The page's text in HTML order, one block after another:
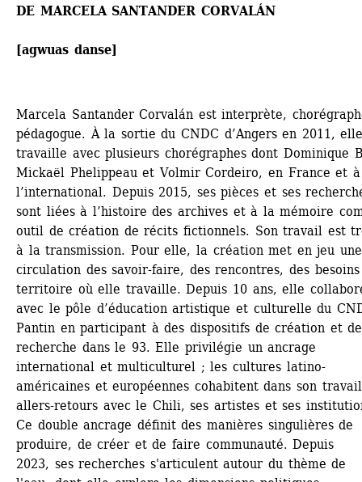
DE MARCELA SANTANDER CORVALÁN
[agwuas danse]
Marcela Santander Corvalán est interprète,
pédagogue. À la sortie du CNDC d’Angers en 2011,
travaille avec plusieurs chorégraphes dont Dominique
Mickaël Phelippeau et Volmir Cordeiro, en France et à
l’international. Depuis 2015, ses pièces et ses
sont liées à l’histoire des archives et à la mémoire
outil de création de récits fictionnels. Son travail est
à la transmission. Pour elle, la création met en jeu une
circulation des savoir-faire, des rencontres, des
territoire où elle travaille. Depuis 10 ans, elle
avec le pôle d’éducation artistique et culturelle du
Pantin en participant à des dispositifs de création et de
recherche dans le 93. Elle privilégie un ancrage
international et multiculturel ; les cultures latino-
américaines et européennes cohabitent dans son
allers-retours avec le Chili, ses artistes et ses
Ce double ancrage définit des manières singulières de
produire, de créer et de faire communauté. Depuis
2023, ses recherches s'articulent autour du thème de